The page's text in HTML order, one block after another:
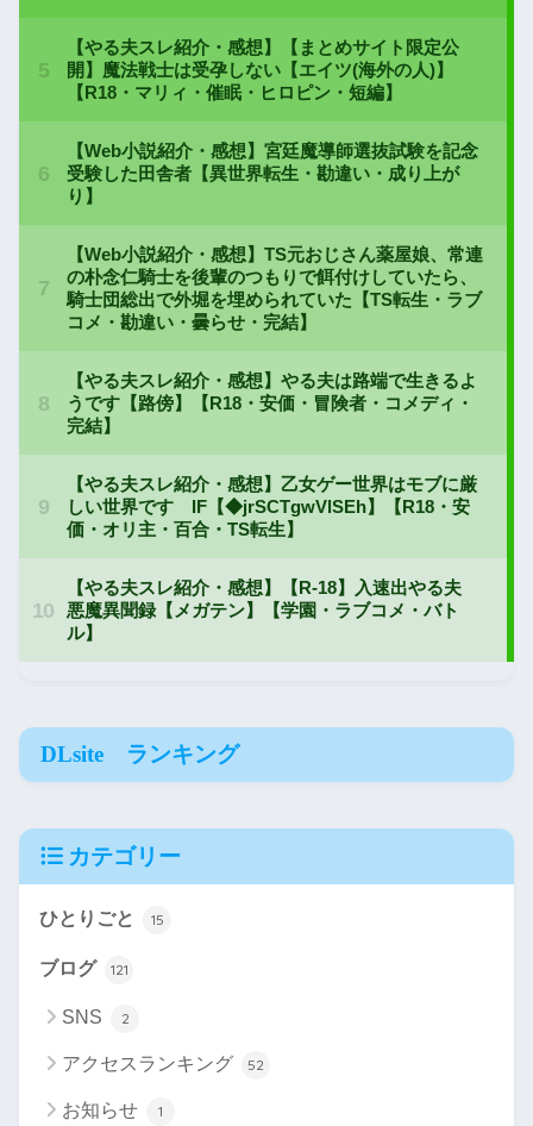
DLsite ランキング
カテゴリー
ひとりごと 15
ブログ 121
SNS 2
アクセスランキング 52
お知らせ 1